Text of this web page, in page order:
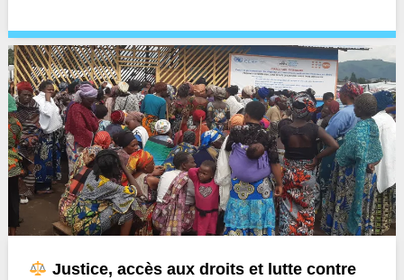
Justice, accès aux droits et lutte contre